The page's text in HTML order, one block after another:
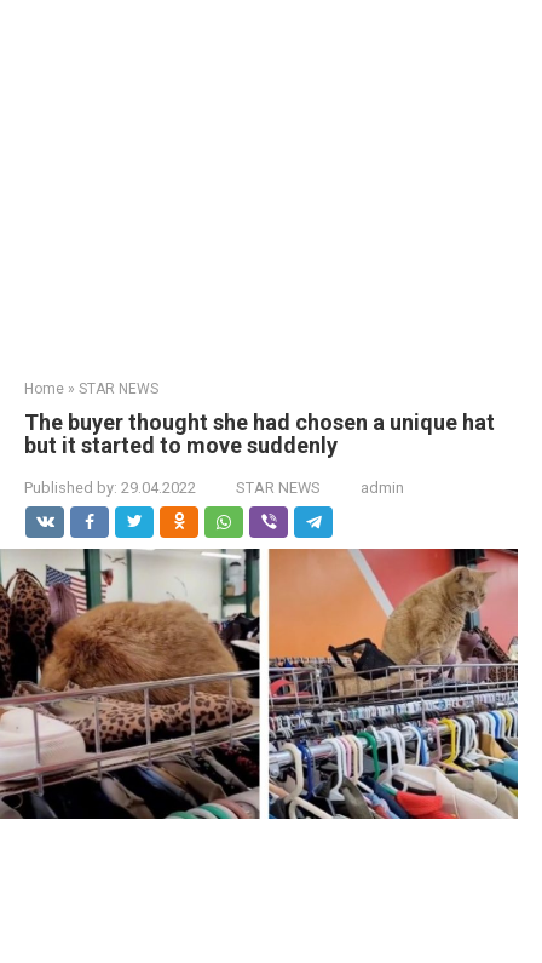
Home » STAR NEWS
The buyer thought she had chosen a unique hat
but it started to move suddenly
Published by: 29.04.2022 STAR NEWS admin